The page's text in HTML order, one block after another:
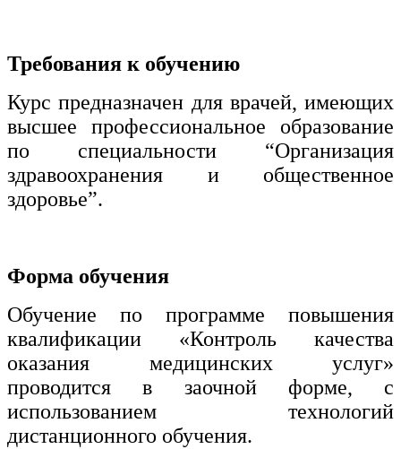
Требования к обучению
Курс предназначен для врачей, имеющих
высшее профессиональное образование
по специальности “Организация
здравоохранения и общественное
здоровье”.
Форма обучения
Обучение по программе повышения
квалификации «Контроль качества
оказания медицинских услуг»
проводится в заочной форме, с
использованием технологий
дистанционного обучения.